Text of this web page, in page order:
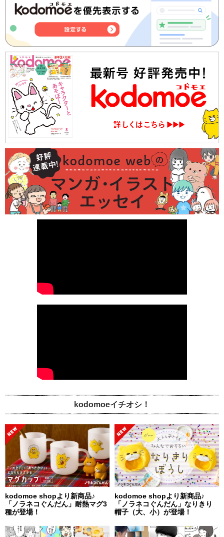
kodomoeイチオシ！
kodomoe shopより新商品♪
「ノラネコぐんだん」耐熱マグ3
種が登場！
kodomoe shopより新商品♪
「ノラネコぐんだん」なりきり
帽子（大、小）が登場！